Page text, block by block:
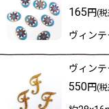
165円(税
ヴィン
ヴィン
550円(税